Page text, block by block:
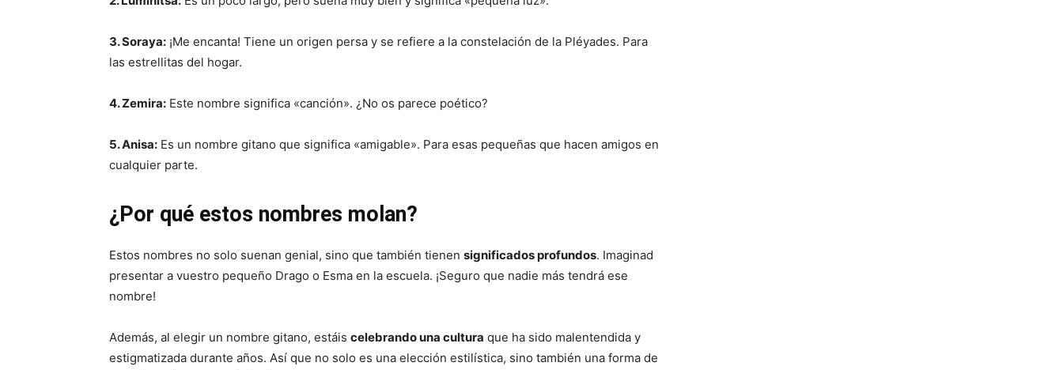
3. Soraya: ¡Me encanta! Tiene un origen persa y se refiere a la constelación de la Pléyades. Para
las estrellitas del hogar.
4. Zemira: Este nombre significa «canción». ¿No os parece poético?
5. Anisa: Es un nombre gitano que significa «amigable». Para esas pequeñas que hacen amigos en
cualquier parte.
¿Por qué estos nombres molan?
Estos nombres no solo suenan genial, sino que también tienen significados profundos. Imaginad
presentar a vuestro pequeño Drago o Esma en la escuela. ¡Seguro que nadie más tendrá ese
nombre!
Además, al elegir un nombre gitano, estáis celebrando una cultura que ha sido malentendida y
estigmatizada durante años. Así que no solo es una elección estilística, sino también una forma de